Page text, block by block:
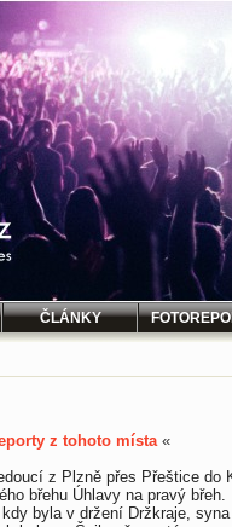
ČLÁNKY
z tohoto místa«
z Plzně přes Přeštice do
břehu Úhlavy na pravý břeh.
byla v držení Držkraje,